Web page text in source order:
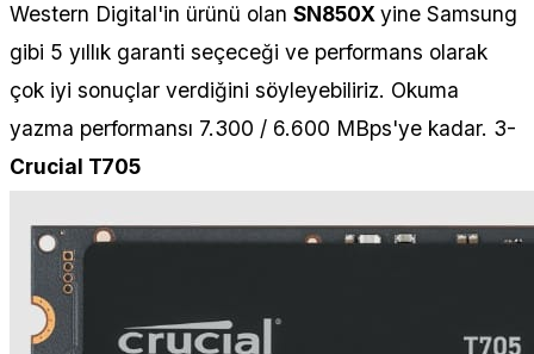
Western Digital'in ürünü olan SN850Xyine Samsung
gibi 5 yıllık garanti seçeceği ve performans olarak
çok iyi sonuçlar verdiğini söyleyebiliriz. Okuma
yazma performansı 7.300 / 6.600 MBps'ye kadar. 3-
Crucial T705